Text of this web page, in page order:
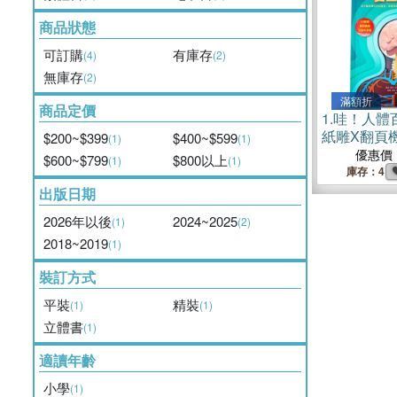
商品狀態
可訂購(4) 有庫存(2)
無庫存(2)
商品定價
$200~$399(1) $400~$599(1)
$600~$799(1) $800以上(1)
出版日期
2026年以後(1) 2024~2025(2)
2018~2019(1)
裝訂方式
平裝(1) 精裝(1)
立體書(1)
適讀年齡
小學(1)
滿額折
1.哇！人體
紙雕X翻頁
從外層皮
探索人體
的解剖課）
優惠價
庫存：4